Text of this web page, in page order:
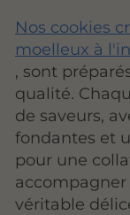
Nos cookies
moelleux à
, sont
qualité.
de saveurs,
fondantes et
pour une
accompagner
véritable